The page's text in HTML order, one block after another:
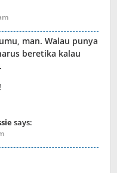
man. Walau punya
beretika kalau
says: